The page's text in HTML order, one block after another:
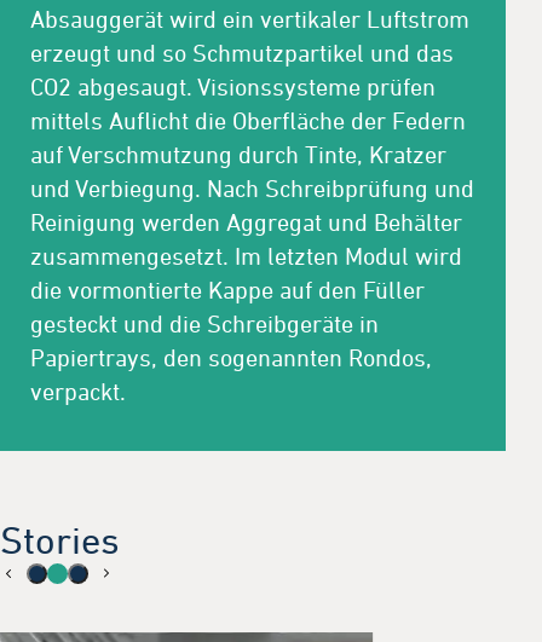
Absauggerät wird ein vertikaler Luftstrom
erzeugt und so Schmutzpartikel und das
CO2 abgesaugt. Visionssysteme prüfen
mittels Auflicht die Oberfläche der Federn
auf Verschmutzung durch Tinte, Kratzer
und Verbiegung. Nach Schreibprüfung und
Reinigung werden Aggregat und Behälter
zusammengesetzt. Im letzten Modul wird
die vormontierte Kappe auf den Füller
gesteckt und die Schreibgeräte in
Papiertrays, den sogenannten Rondos,
verpackt.
Stories